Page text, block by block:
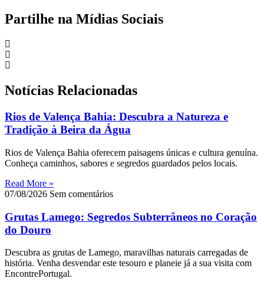
Partilhe na Mídias Sociais
Notícias Relacionadas
Rios de Valença Bahia: Descubra a Natureza e
Tradição à Beira da Água
Rios de Valença Bahia oferecem paisagens únicas e cultura genuína.
Conheça caminhos, sabores e segredos guardados pelos locais.
Read More »
07/08/2026 Sem comentários
Grutas Lamego: Segredos Subterrâneos no Coração
do Douro
Descubra as grutas de Lamego, maravilhas naturais carregadas de
história. Venha desvendar este tesouro e planeie já a sua visita com
EncontrePortugal.